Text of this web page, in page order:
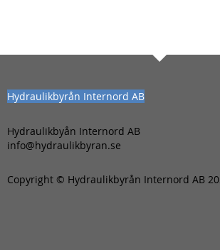
Hydraulikbyrån Internord AB
Hydraulikbyån Internord AB
info@hydraulikbyran.se
Copyright © Hydraulikbyrån Internord AB